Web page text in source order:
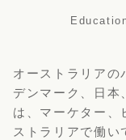
オーストラリアの
デンマーク、日本
は、マーケター、
ストラリアで働い